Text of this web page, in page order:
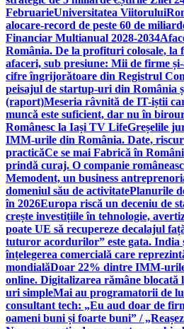
FebruarieUniversitatea Viitorului
alocare-record de peste 60 de
Financiar Multianual 2028-2034
România. De la profituri colosale, la
afaceri, sub presiune: Mii de firme
cifre îngrijorătoare din Registrul
peisajul de startup-uri din România
(raport)Meseria râvnită de IT-iștii
muncă este suficient, dar nu în
Românesc la Iași TV LifeGreșelile
IMM-urile din România. Date,
practicăCe se mai Fabrică în
prindă curaj. O companie
Memodent, un business
domeniul său de activitatePlanurile
în 2026Europa riscă un deceniu de
crește investițiile în tehnologie,
poate UE să recupereze decalajul
tuturor acordurilor” este gata. India
înțelegerea comercială care
mondialăDoar 22% dintre IMM-
online. Digitalizarea rămâne blocată
uri simpleMai au programatorii de
consultant tech: „Eu aud doar de
oameni buni și foarte buni” /